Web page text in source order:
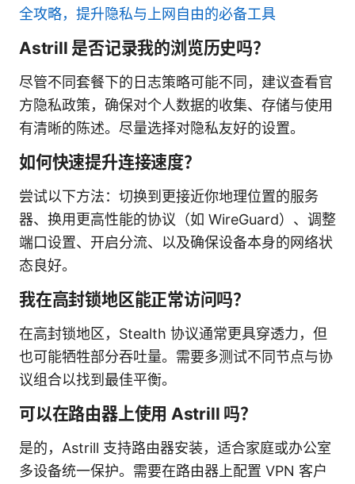
全攻略，提升隐私与上网自由的必备工具
Astrill 是否记录我的浏览历史吗？
尽管不同套餐下的日志策略可能不同，建议查看官
方隐私政策，确保对个人数据的收集、存储与使用
有清晰的陈述。尽量选择对隐私友好的设置。
如何快速提升连接速度？
尝试以下方法：切换到更接近你地理位置的服务
器、换用更高性能的协议（如 WireGuard）、调整
端口设置、开启分流、以及确保设备本身的网络状
态良好。
我在高封锁地区能正常访问吗？
在高封锁地区，Stealth 协议通常更具穿透力，但
也可能牺牲部分吞吐量。需要多测试不同节点与协
议组合以找到最佳平衡。
可以在路由器上使用 Astrill 吗？
是的，Astrill 支持路由器安装，适合家庭或办公室
多设备统一保护。需要在路由器上配置 VPN 客户